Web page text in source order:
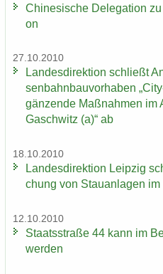
Chi­ne­si­sche De­le­ga­ti­on
on
27.10.2010
Lan­des­di­rek­ti­on schließt
sen­bahn­bau­vor­ha­ben
gän­zen­de Maß­nah­men im
Gaschwitz (a)“ ab
18.10.2010
Lan­des­di­rek­ti­on Leip­zig
chung von Stau­an­la­gen
12.10.2010
Staats­stra­ße 44 kann im
wer­den